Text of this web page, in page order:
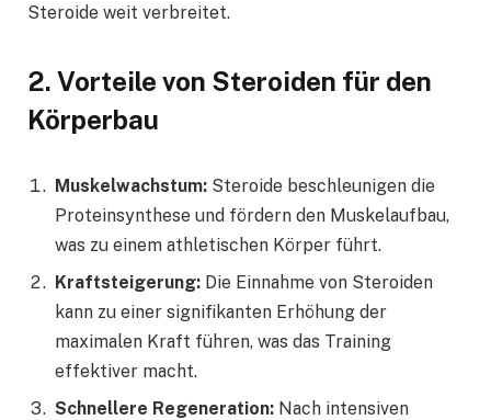
Steroide weit verbreitet.
2. Vorteile von Steroiden für den
Körperbau
Muskelwachstum: Steroide beschleunigen die
Proteinsynthese und fördern den Muskelaufbau,
was zu einem athletischen Körper führt.
Kraftsteigerung: Die Einnahme von Steroiden
kann zu einer signifikanten Erhöhung der
maximalen Kraft führen, was das Training
effektiver macht.
Schnellere Regeneration: Nach intensiven